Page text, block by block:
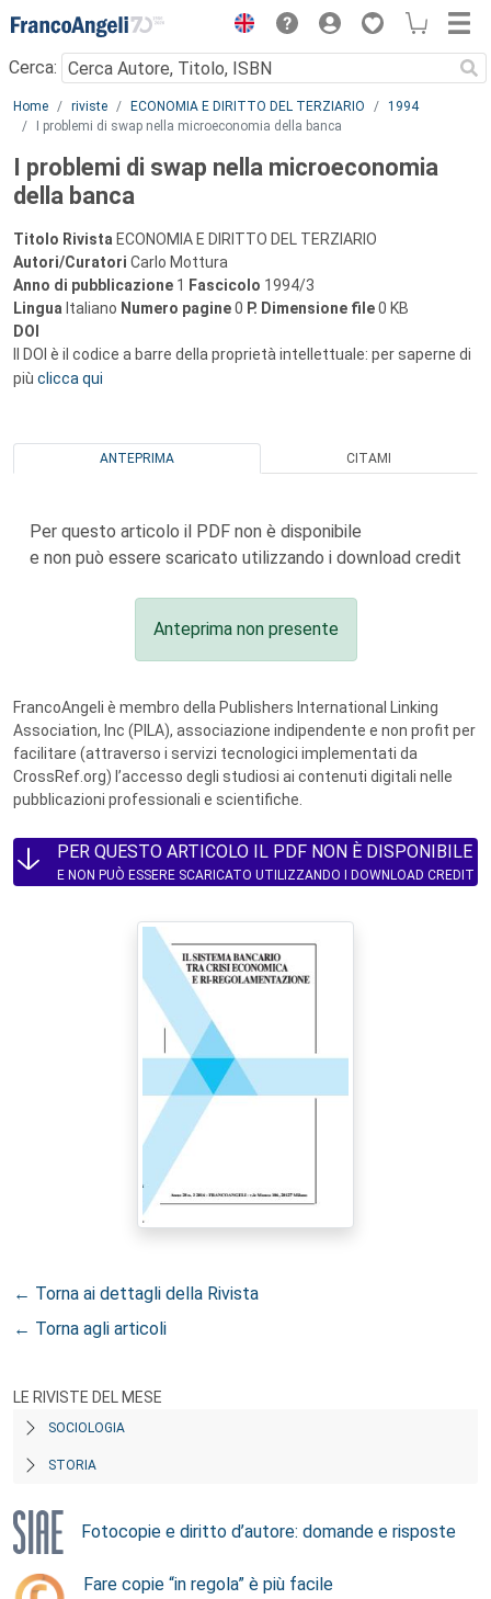
Menu
Cerca:
Main content
Home riviste ECONOMIA E DIRITTO DEL TERZIARIO
1994
I problemi di swap nella microeconomia della banca
I problemi di swap nella microeconomia
della banca
Titolo Rivista ECONOMIA E DIRITTO DEL TERZIARIO
Autori/Curatori Carlo Mottura
Anno di pubblicazione 1 Fascicolo 1994/3
Lingua Italiano Numero pagine0 P. Dimensione file0 KB
DOI
Il DOI è il codice a barre della proprietà intellettuale: per saperne di
più clicca qui
ANTEPRIMA CITAMI
Per questo articolo il PDF non è disponibile
e non può essere scaricato utilizzando i download credit
Anteprima non presente
FrancoAngeli è membro della Publishers International Linking
Association, Inc (PILA), associazione indipendente e non profit per
facilitare (attraverso i servizi tecnologici implementati da
CrossRef.org) l’accesso degli studiosi ai contenuti digitali nelle
pubblicazioni professionali e scientifiche.
PER QUESTO ARTICOLO IL PDF NON È DISPONIBILE
E NON PUÒ ESSERE SCARICATO UTILIZZANDO I DOWNLOAD CREDIT
← Torna ai dettagli della Rivista
← Torna agli articoli
LE RIVISTE DEL MESE
SOCIOLOGIA
STORIA
Fotocopie e diritto d’autore: domande e risposte
Fare copie “in regola” è più facile